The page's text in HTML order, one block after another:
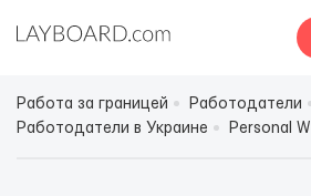
Работа за границей
Работодатели
Работодатели в Украине
Personal